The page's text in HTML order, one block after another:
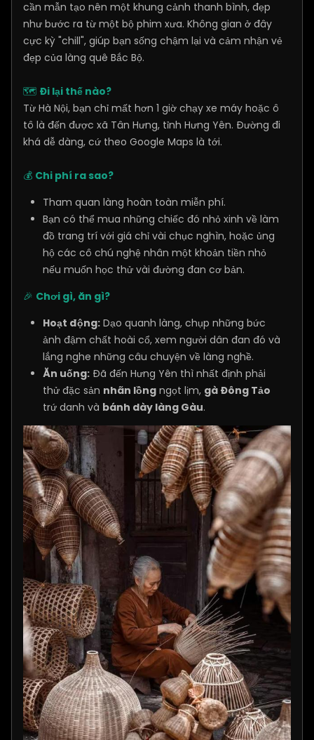
cần mẫn tạo nên một khung cảnh thanh bình, đẹp
như bước ra từ một bộ phim xưa. Không gian ở đây
cực kỳ "chill", giúp bạn sống chậm lại và cảm nhận vẻ
đẹp của làng quê Bắc Bộ.
🗺️ Đi lại thế nào?
Từ Hà Nội, bạn chỉ mất hơn 1 giờ chạy xe máy hoặc ô
tô là đến được xã Tân Hưng, tỉnh Hưng Yên. Đường đi
khá dễ dàng, cứ theo Google Maps là tới.
💰 Chi phí ra sao?
Tham quan làng hoàn toàn miễn phí.
Bạn có thể mua những chiếc đó nhỏ xinh về làm
đồ trang trí với giá chỉ vài chục nghìn, hoặc ủng
hộ các cô chú nghệ nhân một khoản tiền nhỏ
nếu muốn học thử vài đường đan cơ bản.
🎉 Chơi gì, ăn gì?
Hoạt động: Dạo quanh làng, chụp những bức
ảnh đậm chất hoài cổ, xem người dân đan đó và
lắng nghe những câu chuyện về làng nghề.
Ăn uống: Đã đến Hưng Yên thì nhất định phải
thử đặc sản nhãn lồng ngọt lịm, gà Đông Tảo
trứ danh và bánh dày làng Gàu.